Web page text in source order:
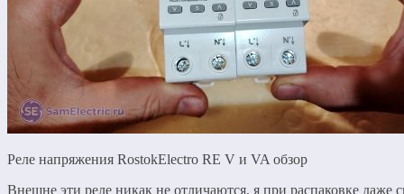
Реле напряжения RostokElectro RE V и VA обзор
Внешне эти реле никак не отличаются, я при распаковке даже